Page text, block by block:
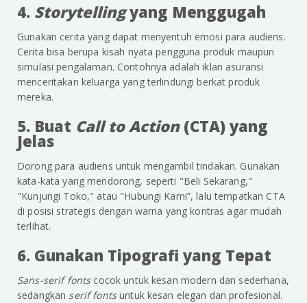
4. Storytellingyang Menggugah
Gunakan cerita yang dapat menyentuh emosi para audiens.
Cerita bisa berupa kisah nyata pengguna produk maupun
simulasi pengalaman. Contohnya adalah iklan asuransi
menceritakan keluarga yang terlindungi berkat produk
mereka.
5. Buat Call to Action (CTA) yang
Jelas
Dorong para audiens untuk mengambil tindakan. Gunakan
kata-kata yang mendorong, seperti "Beli Sekarang,"
"Kunjungi Toko," atau "Hubungi Kami”, lalu tempatkan CTA
di posisi strategis dengan warna yang kontras agar mudah
terlihat.
6. Gunakan Tipografi yang Tepat
Sans-serif fontscocok untuk kesan modern dan sederhana,
sedangkan serif fontsuntuk kesan elegan dan profesional.